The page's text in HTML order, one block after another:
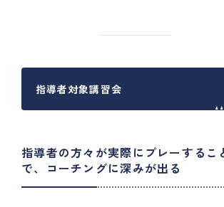
指導者対象講習会
指導者の方々が実際にプレーするこ
で、コーチングに深みが出る